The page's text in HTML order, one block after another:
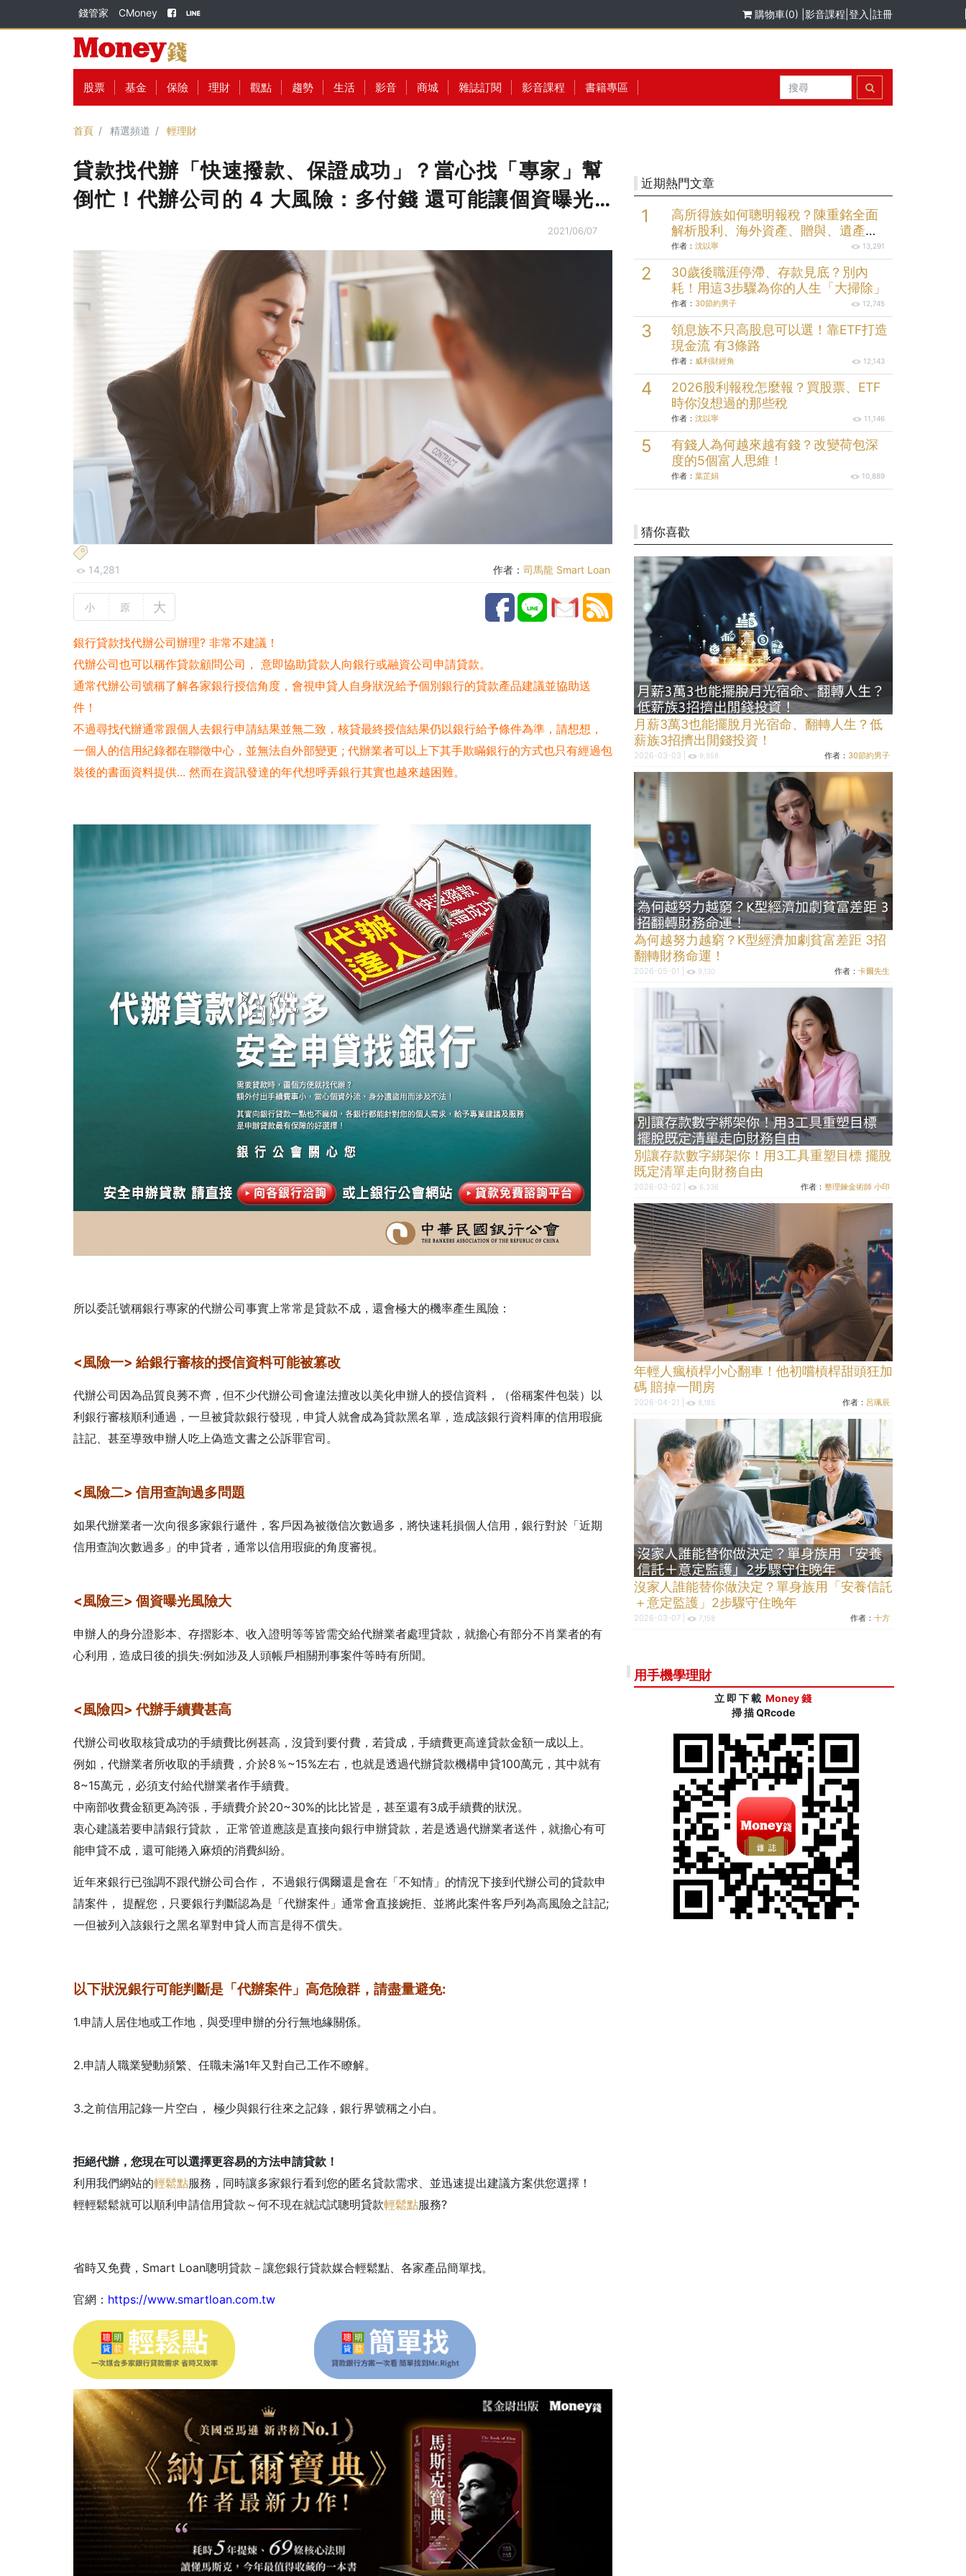
錢管家 CMoney 購物車(0) 影音課程 登入 註冊
股票 基金 保險 理財 觀點 趨勢 生活 影音 商城 雜誌訂閱 影音課程 書籍專區
首頁 精選頻道 輕理財
貸款找代辦「快速撥款、保證成功」？當心找「專家」幫
倒忙！代辦公司的 4 大風險：多付錢 還可能讓個資曝光…
2021/06/07
14,281 作者： 司馬龍 Smart Loan
小 原 大
銀行貸款找代辦公司辦理? 非常不建議！
代辦公司也可以稱作貸款顧問公司， 意即協助貸款人向銀行或融資公司申請貸款。
通常代辦公司號稱了解各家銀行授信角度，會視申貸人自身狀況給予個別銀行的貸款產品建議並協助送
件！
不過尋找代辦通常跟個人去銀行申請結果並無二致，核貸最終授信結果仍以銀行給予條件為準，請想想，
一個人的信用紀錄都在聯徵中心，並無法自外部變更 ; 代辦業者可以上下其手欺瞞銀行的方式也只有經過包
裝後的書面資料提供... 然而在資訊發達的年代想呼弄銀行其實也越來越困難。
所以委託號稱銀行專家的代辦公司事實上常常是貸款不成，還會極大的機率產生風險：
<風險一> 給銀行審核的授信資料可能被篡改
代辦公司因為品質良莠不齊，但不少代辦公司會違法擅改以美化申辦人的授信資料，（俗稱案件包裝）以
利銀行審核順利通過，一旦被貸款銀行發現，申貸人就會成為貸款黑名單，造成該銀行資料庫的信用瑕疵
註記、甚至導致申辦人吃上偽造文書之公訴罪官司。
<風險二> 信用查詢過多問題
如果代辦業者一次向很多家銀行遞件，客戶因為被徵信次數過多，將快速耗損個人信用，銀行對於「近期
信用查詢次數過多」的申貸者，通常以信用瑕疵的角度審視。
<風險三> 個資曝光風險大
申辦人的身分證影本、存摺影本、收入證明等等皆需交給代辦業者處理貸款，就擔心有部分不肖業者的有
心利用，造成日後的損失:例如涉及人頭帳戶相關刑事案件等時有所聞。
<風險四> 代辦手續費甚高
代辦公司收取核貸成功的手續費比例甚高，沒貸到要付費，若貸成，手續費更高達貸款金額一成以上。
例如，代辦業者所收取的手續費，介於8％~15%左右，也就是透過代辦貸款機構申貸100萬元，其中就有
8~15萬元，必須支付給代辦業者作手續費。
中南部收費金額更為誇張，手續費介於20~30%的比比皆是，甚至還有3成手續費的狀況。
衷心建議若要申請銀行貸款， 正常管道應該是直接向銀行申辦貸款，若是透過代辦業者送件，就擔心有可
能申貸不成，還可能捲入麻煩的消費糾紛。
近年來銀行已強調不跟代辦公司合作， 不過銀行偶爾還是會在「不知情」的情況下接到代辦公司的貸款申
請案件， 提醒您，只要銀行判斷認為是「代辦案件」通常會直接婉拒、並將此案件客戶列為高風險之註記;
一但被列入該銀行之黑名單對申貸人而言是得不償失。
以下狀況銀行可能判斷是「代辦案件」高危險群，請盡量避免:
1.申請人居住地或工作地，與受理申辦的分行無地緣關係。
2.申請人職業變動頻繁、任職未滿1年又對自己工作不瞭解。
3.之前信用記錄一片空白， 極少與銀行往來之記錄，銀行界號稱之小白。
拒絕代辦，您現在可以選擇更容易的方法申請貸款！
利用我們網站的輕鬆點服務，同時讓多家銀行看到您的匿名貸款需求、並迅速提出建議方案供您選擇！
輕輕鬆鬆就可以順利申請信用貸款～何不現在就試試聰明貸款輕鬆點服務?
省時又免費，Smart Loan聰明貸款－讓您銀行貸款媒合輕鬆點、各家產品簡單找。
官網： https://www.smartloan.com.tw
近期熱門文章
高所得族如何聰明報稅？陳重銘全面
解析股利、海外資產、贈與、遺產報
稅規劃
作者： 沈以寧 13,291
30歲後職涯停滯、存款見底？別內
耗！用這3步驟為你的人生「大掃除」
作者： 30節約男子 12,745
領息族不只高股息可以選！靠ETF打造
現金流 有3條路
作者： 威利財經角 12,143
2026股利報稅怎麼報？買股票、ETF
時你沒想過的那些稅
作者： 沈以寧 11,146
有錢人為何越來越有錢？改變荷包深
度的5個富人思維！
作者： 葉芷娟 10,889
猜你喜歡
月薪3萬3也能擺脫月光宿命、翻轉人生？低
薪族3招擠出閒錢投資！
2026-03-03 | 9,958 作者： 30節約男子
為何越努力越窮？K型經濟加劇貧富差距 3招
翻轉財務命運！
2026-05-01 | 9,130 作者：卡爾先生
別讓存款數字綁架你！用3工具重塑目標 擺脫
既定清單走向財務自由
2026-03-02 | 6,336 作者：整理鍊金術師 小印
年輕人瘋槓桿小心翻車！他初嚐槓桿甜頭狂加
碼 賠掉一間房
2026-04-21 | 8,185 作者： 呂珮辰
沒家人誰能替你做決定？單身族用「安養信託
＋意定監護」2步驟守住晚年
2026-03-07 | 7,158 作者：十方
用手機學理財
立 即 下 載 Money 錢
掃 描 QRcode